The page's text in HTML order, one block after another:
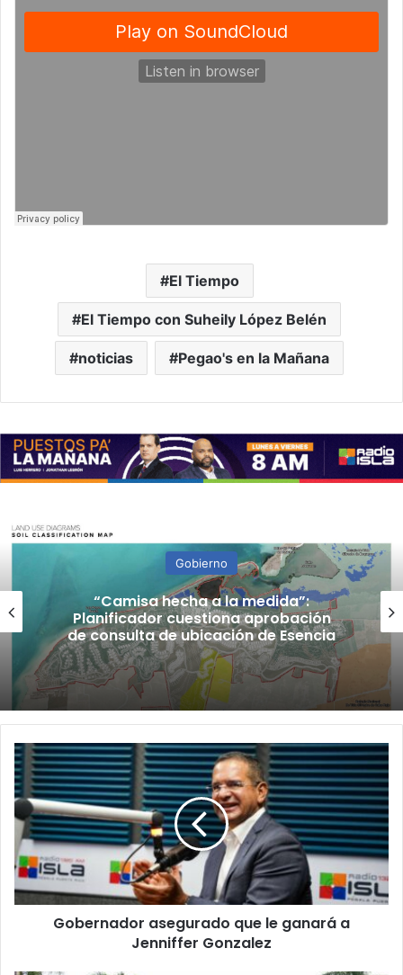
El Tiempo
El Tiempo con Suheily López Belén
noticias Pegao's en la Mañana
Gobierno
“Camisa hecha a la medida”:
Planificador cuestiona aprobación
de consulta de ubicación de Esencia
Gobernador
asegurado
que
le
ganará
a
Jenniffer
Gonzalez
Gobernador asegurado que le ganará a
Jenniffer Gonzalez